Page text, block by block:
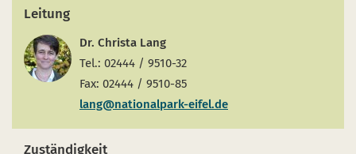
Leitung
Dr. Christa Lang
Tel.: 02444 / 9510-32
Fax: 02444 / 9510-85
lang@nationalpark-eifel.de
Zuständigkeit